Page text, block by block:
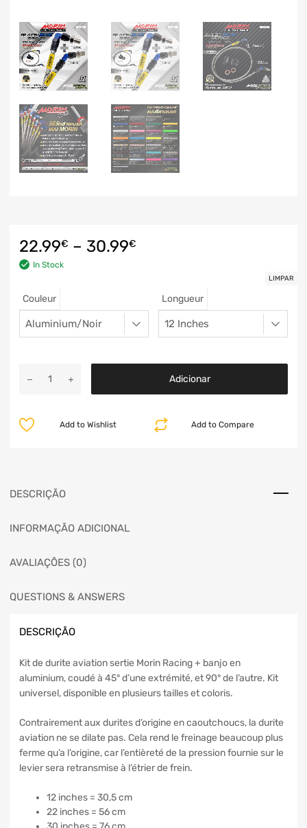
22.99€ – 30.99€
In Stock
Couleur Longueur
LIMPAR
Adicionar
Add to Compare
Add to Wishlist
DESCRIÇÃO
INFORMAÇÃO ADICIONAL
AVALIAÇÕES (0)
QUESTIONS & ANSWERS
DESCRIÇÃO
Kit de durite aviation sertie Morin Racing + banjo en
aluminium, coudé à 45° d’une extrémité, et 90° de l’autre. Kit
universel, disponible en plusieurs tailles et coloris.
Contrairement aux durites d’origine en caoutchoucs, la durite
aviation ne se dilate pas. Cela rend le freinage beaucoup plus
ferme qu’a l’origine, car l’entièreté de la pression fournie sur le
levier sera retransmise à l’étrier de frein.
12 inches = 30,5 cm
22 inches = 56 cm